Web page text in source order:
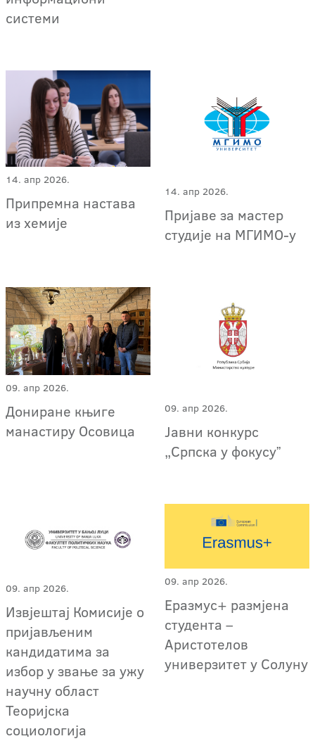
системи
14. апр 2026.
Припремна настава
из хемије
14. апр 2026.
Пријаве за мастер
студије на МГИМО-у
09. апр 2026.
Дониране књиге
манастиру Осовица
09. апр 2026.
Јавни конкурс
„Српска у фокусуˮ
09. апр 2026.
Извјештај Комисије о
пријављеним
кандидатима за
избор у звање за ужу
научну област
Теоријска
социологија
09. апр 2026.
Еразмус+ размјена
студента –
Аристотелов
универзитет у Солуну